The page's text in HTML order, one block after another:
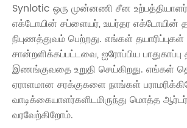
Synlotic ஒரு முன்னணி சீன
எக்டோயின் சப்ளையர், உயர்தர எக்டோயின்
நிபுணத்துவம் பெற்றது. எங்கள் தயாரிப்புகள்
சான்றளிக்கப்பட்டவை, ஐரோப்பிய
இணங்குவதை உறுதி செய்கிறது. எங்கள்
ஏராளமான சரக்குகளை நாங்கள்
வாடிக்கையாளர்களிடமிருந்து மொத்த
வரவேற்கிறோம்.